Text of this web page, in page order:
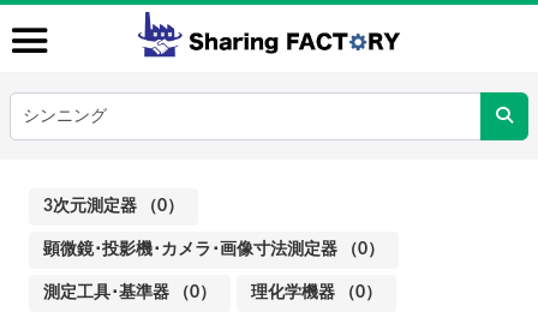
3次元測定器 （0）
顕微鏡･投影機･カメラ･画像寸法測定器 （0）
測定工具･基準器 （0） 理化学機器 （0）